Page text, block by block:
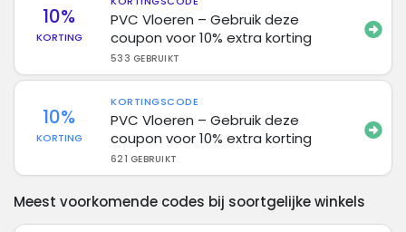
10%
KORTING
PVC Vloeren – Gebruik deze
coupon voor 10% extra korting
533 GEBRUIKT
10%
KORTING
KORTINGSCODE
PVC Vloeren – Gebruik deze
coupon voor 10% extra korting
621 GEBRUIKT
Meest voorkomende codes bij soortgelijke winkels